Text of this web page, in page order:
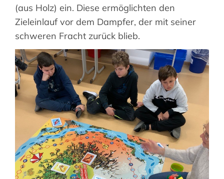
(aus Holz) ein. Diese ermöglichten den
Zieleinlauf vor dem Dampfer, der mit seiner
schweren Fracht zurück blieb.